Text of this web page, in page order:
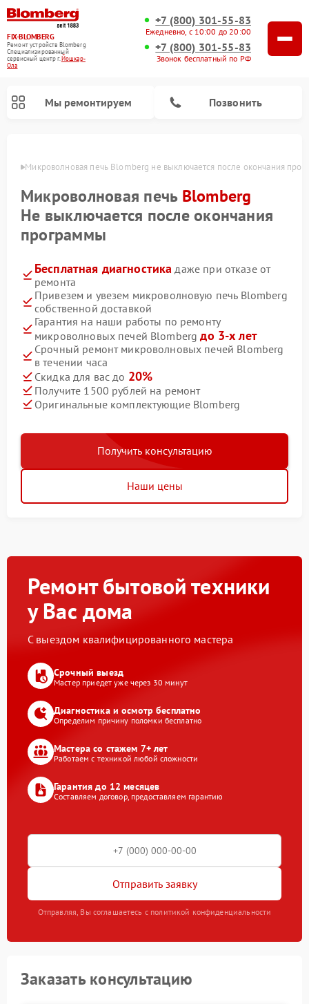
FIX-BLOMBERG
Ремонт устройств Blomberg
Специализированный
cервисный центр г.Йошкар-
Ола
+7 (800) 301-55-83
Ежедневно, с 10:00 до 20:00
+7 (800) 301-55-83
Звонок бесплатный по РФ
Мы ремонтируем Позвонить
Оле Микроволновая печь Blomberg не выключается после окончания
Микроволновая печь Blomberg
Не выключается после окончания
программы
Бесплатная диагностика даже при отказе от
ремонта
Привезем и увезем микроволновую печь Blomberg
собственной доставкой
Гарантия на наши работы по ремонту
микроволновых печей Blombergдо 3-х лет
Срочный ремонт микроволновых печей Blomberg
в течении часа
Скидка для вас до 20%
Получите 1500 рублей на ремонт
Оригинальные комплектующие Blomberg
Получить консультацию
Наши цены
Ремонт бытовой техники
у Вас дома
С выездом квалифицированного мастера
Срочный выезд
Мастер приедет уже через 30 минут
Диагностика и осмотр бесплатно
Определим причину поломки бесплатно
Мастера со стажем 7+ лет
Работаем с техникой любой сложности
Гарантия до 12 месяцев
Составляем договор, предоставляем гарантию
Отправить заявку
Отправляя, Вы соглашаетесь с политикой конфиденциальности
Заказать консультацию